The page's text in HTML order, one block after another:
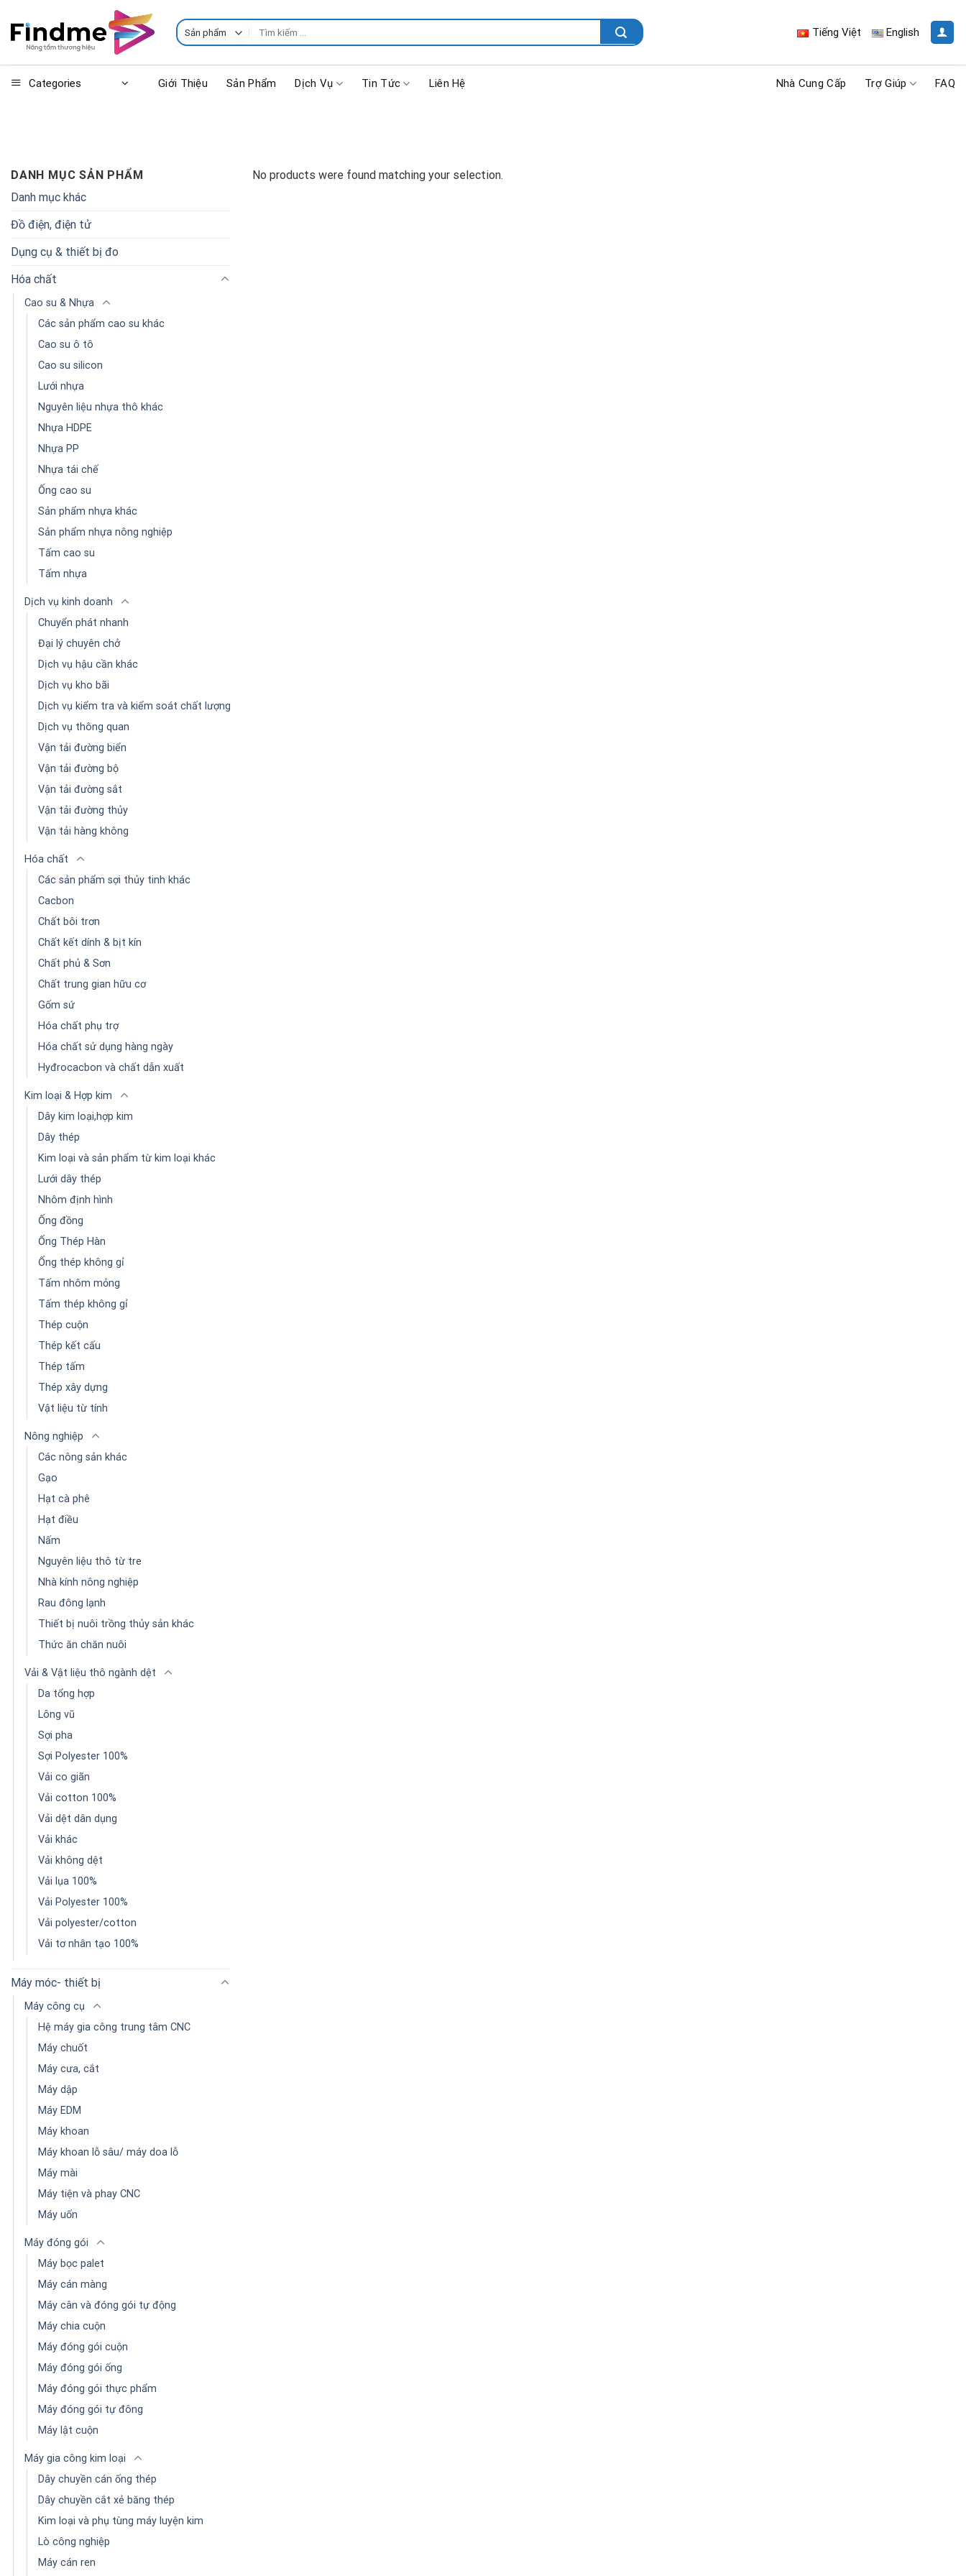
content
Tiếng Việt English
Categories Giới Thiệu Sản Phẩm Dịch Vụ Tin Tức Liên Hệ Nhà Cung Cấp Trợ Giúp FAQ
DANH MỤC SẢN PHẨM
Danh mục khác
Đồ điện, điện tử
Dụng cụ & thiết bị đo
Hóa chất
Cao su & Nhựa
Các sản phẩm cao su khác
Cao su ô tô
Cao su silicon
Lưới nhựa
Nguyên liệu nhựa thô khác
Nhựa HDPE
Nhựa PP
Nhựa tái chế
Ống cao su
Sản phẩm nhựa khác
Sản phẩm nhựa nông nghiệp
Tấm cao su
Tấm nhựa
Dịch vụ kinh doanh
Chuyển phát nhanh
Đại lý chuyên chở
Dịch vụ hậu cần khác
Dịch vụ kho bãi
Dịch vụ kiểm tra và kiểm soát chất lượng
Dịch vụ thông quan
Vận tải đường biển
Vận tải đường bộ
Vận tải đường sắt
Vận tải đường thủy
Vận tải hàng không
Hóa chất
Các sản phẩm sợi thủy tinh khác
Cacbon
Chất bôi trơn
Chất kết dính & bịt kín
Chất phủ & Sơn
Chất trung gian hữu cơ
Gốm sứ
Hóa chất phụ trợ
Hóa chất sử dụng hàng ngày
Hyđrocacbon và chất dẫn xuất
Kim loại & Hợp kim
Dây kim loại,hợp kim
Dây thép
Kim loại và sản phẩm từ kim loại khác
Lưới dây thép
Nhôm định hình
Ống đồng
Ống Thép Hàn
Ống thép không gỉ
Tấm nhôm mỏng
Tấm thép không gỉ
Thép cuộn
Thép kết cấu
Thép tấm
Thép xây dựng
Vật liệu từ tính
Nông nghiệp
Các nông sản khác
Gạo
Hạt cà phê
Hạt điều
Nấm
Nguyên liệu thô từ tre
Nhà kính nông nghiệp
Rau đông lạnh
Thiết bị nuôi trồng thủy sản khác
Thức ăn chăn nuôi
Vải & Vật liệu thô ngành dệt
Da tổng hợp
Lông vũ
Sợi pha
Sợi Polyester 100%
Vải co giãn
Vải cotton 100%
Vải dệt dân dụng
Vải khác
Vải không dệt
Vải lụa 100%
Vải Polyester 100%
Vải polyester/cotton
Vải tơ nhân tạo 100%
Máy móc- thiết bị
Máy công cụ
Hệ máy gia công trung tâm CNC
Máy chuốt
Máy cưa, cắt
Máy dập
Máy EDM
Máy khoan
Máy khoan lỗ sâu/ máy doa lỗ
Máy mài
Máy tiện và phay CNC
Máy uốn
Máy đóng gói
Máy bọc palet
Máy cán màng
Máy cân và đóng gói tự động
Máy chia cuộn
Máy đóng gói cuộn
Máy đóng gói ống
Máy đóng gói thực phẩm
Máy đóng gói tự đông
Máy lật cuộn
Máy gia công kim loại
Dây chuyền cán ống thép
Dây chuyền cắt xẻ băng thép
Kim loại và phụ tùng máy luyện kim
Lò công nghiệp
Máy cán ren
No products were found matching your selection.